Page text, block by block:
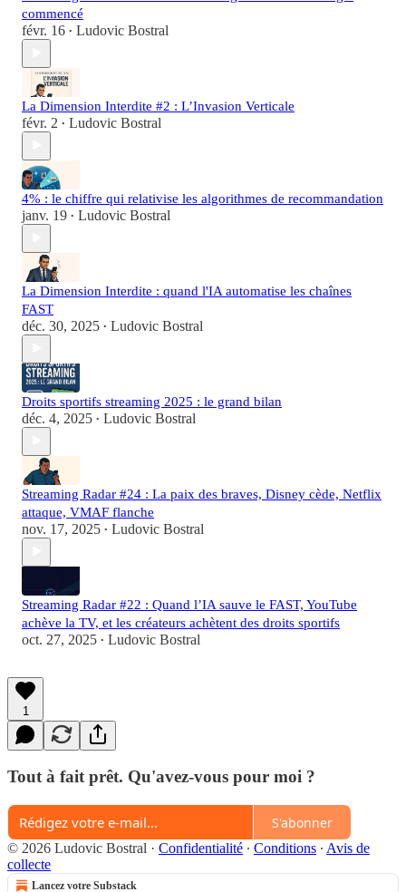
commencé
févr. 16 • Ludovic Bostral
La Dimension Interdite #2 : L’Invasion Verticale
févr. 2 • Ludovic Bostral
4% : le chiffre qui relativise les algorithmes de recommandation
janv. 19 • Ludovic Bostral
La Dimension Interdite : quand l'IA automatise les chaînes
FAST
déc. 30, 2025 • Ludovic Bostral
Droits sportifs streaming 2025 : le grand bilan
déc. 4, 2025 • Ludovic Bostral
Streaming Radar #24 : La paix des braves, Disney cède, Netflix
attaque, VMAF flanche
nov. 17, 2025 • Ludovic Bostral
Streaming Radar #22 : Quand l’IA sauve le FAST, YouTube
achève la TV, et les créateurs achètent des droits sportifs
oct. 27, 2025 • Ludovic Bostral
1
Tout à fait prêt. Qu'avez-vous pour moi ?
S'abonner
© 2026 Ludovic Bostral · Confidentialité ∙ Conditions ∙ Avis de
collecte
Lancez votre Substack